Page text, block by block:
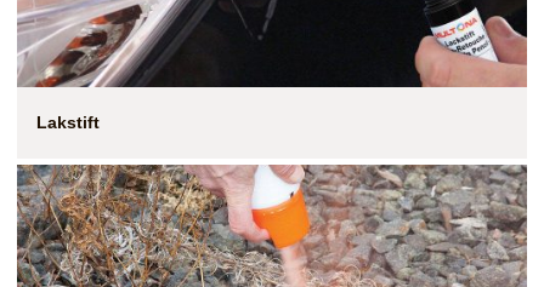
Lakstift